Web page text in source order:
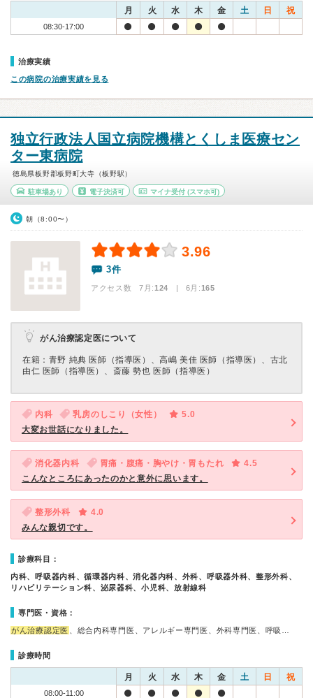
月 火 水 木 金 土 日 祝
08:30-17:00
治療実績
この病院の治療実績を見る
独立行政法人国立病院機構とくしま医療セン
ター東病院
徳島県板野郡板野町大寺（板野駅）
駐車場あり 電子決済可 マイナ受付 (スマホ可)
朝（8:00〜）
3.96
3件
アクセス数 7月:124 | 6月:165
がん治療認定医について
在籍：⻘野 純典 医師（指導医）、高嶋 美佳 医師（指導医）、古北
由仁 医師（指導医）、斎藤 勢也 医師（指導医）
内科 乳房のしこり（女性）
5.0
大変お世話になりました。
消化器内科 胃痛・腹痛・胸やけ・胃もたれ
4.5
こんなところにあったのかと意外に思います。
整形外科
4.0
みんな親切です。
診療科目：
内科、呼吸器内科、循環器内科、消化器内科、外科、呼吸器外科、整形外科、
リハビリテーション科、泌尿器科、小児科、放射線科
専門医・資格：
がん治療認定医 、総合内科専門医、アレルギー専門医、外科専門医、呼吸…
診療時間
月 火 水 木 金 土 日 祝
08:00-11:00